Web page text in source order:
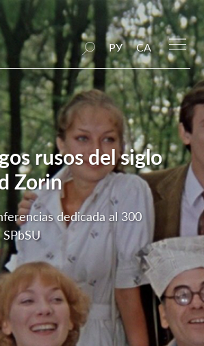
РУ CA
rusos del siglo
Zorin
dedicada al 300